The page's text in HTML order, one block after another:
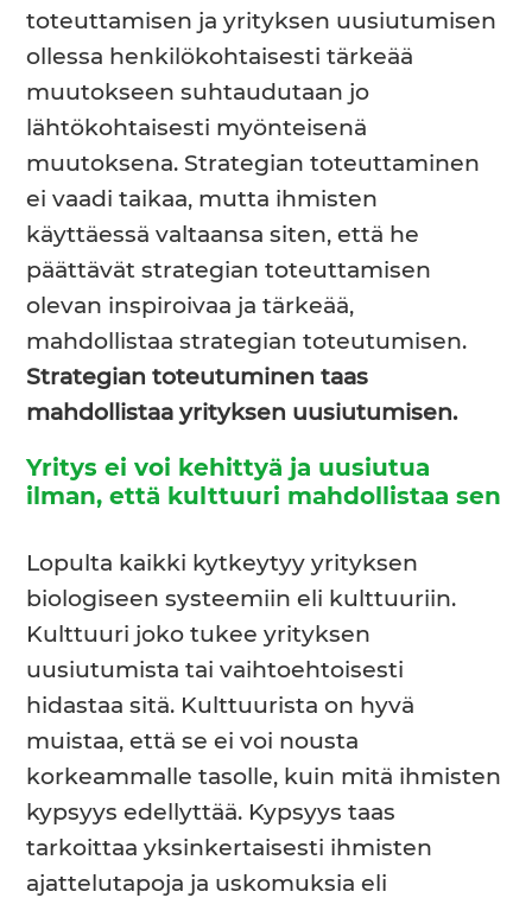
toteuttamisen ja yrityksen uusiutumisen
ollessa henkilökohtaisesti tärkeää
muutokseen suhtaudutaan jo
lähtökohtaisesti myönteisenä
muutoksena. Strategian toteuttaminen
ei vaadi taikaa, mutta ihmisten
käyttäessä valtaansa siten, että he
päättävät strategian toteuttamisen
olevan inspiroivaa ja tärkeää,
mahdollistaa strategian toteutumisen.
Strategian toteutuminen taas
mahdollistaa yrityksen uusiutumisen.
Yritys ei voi kehittyä ja uusiutua
ilman, että kulttuuri mahdollistaa sen
Lopulta kaikki kytkeytyy yrityksen
biologiseen systeemiin eli kulttuuriin.
Kulttuuri joko tukee yrityksen
uusiutumista tai vaihtoehtoisesti
hidastaa sitä. Kulttuurista on hyvä
muistaa, että se ei voi nousta
korkeammalle tasolle, kuin mitä ihmisten
kypsyys edellyttää. Kypsyys taas
tarkoittaa yksinkertaisesti ihmisten
ajattelutapoja ja uskomuksia eli